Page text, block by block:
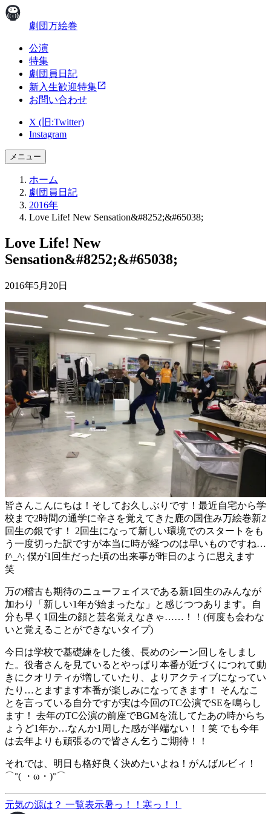
劇団万絵巻
公演
特集
劇団員日記
新入生歓迎特集
お問い合わせ
X (旧:Twitter)
Instagram
メニュー
ホーム
劇団員日記
2016年
Love Life! New Sensation&#8252;&#65038;
Love Life! New
Sensation&#8252;&#65038;
2016年5月20日
皆さんこんにちは！そしてお久しぶりです！最近自宅から学
校まで2時間の通学に辛さを覚えてきた鹿の国住み万絵巻新2
回生の銀です！ 2回生になって新しい環境でのスタートをも
う一度切った訳ですが本当に時が経つのは早いものですね…
f^_^; 僕が1回生だった頃の出来事が昨日のように思えます
笑
万の稽古も期待のニューフェイスである新1回生のみんなが
加わり「新しい1年が始まったな」と感じつつあります。自
分も早く1回生の顔と芸名覚えなきゃ……！！(何度も会わな
いと覚えることができないタイプ)
今日は学校で基礎練をした後、長めのシーン回しをしまし
た。役者さんを見ているとやっぱり本番が近づくにつれて動
きにクオリティが増していたり、よりアクティブになってい
たり…とますます本番が楽しみになってきます！ そんなこ
とを言っている自分ですが実は今回のTC公演でSEを鳴らし
ます！ 去年のTC公演の前座でBGMを流してたあの時からち
ょうど1年か…なんか1周した感が半端ない！！笑 でも今年
は去年よりも頑張るので皆さん乞うご期待！！
それでは、明日も格好良く決めたいよね！がんばルビィ！
⌒°( ・ω・)°⌒
元気の源は？ 一覧表示暑っ！！寒っ！！